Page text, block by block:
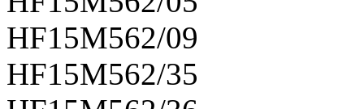
HF15M562/09
HF15M562/35